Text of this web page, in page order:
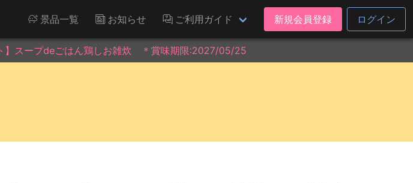
景品一覧 お知らせ ご利用ガイド 新規会員登録 ログイン
】スープdeごはん鶏しお雑炊 ＊賞味期限:2027/05/25